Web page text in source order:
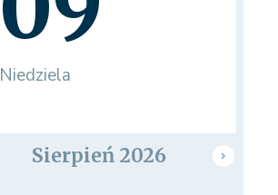
Niedziela
Sierpień 2026